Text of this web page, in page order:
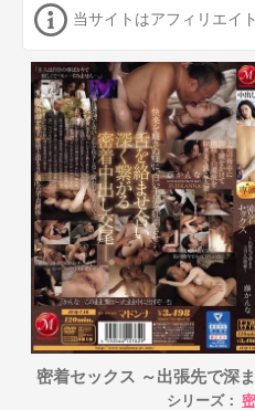
当サイトはアフィリエイ
密着セックス ～出張先で深
シリーズ：